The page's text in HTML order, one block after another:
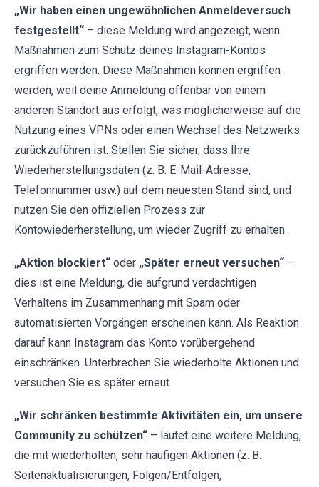
„Wir haben einen ungewöhnlichen Anmeldeversuch
festgestellt“ – diese Meldung wird angezeigt, wenn
Maßnahmen zum Schutz deines Instagram-Kontos
ergriffen werden. Diese Maßnahmen können ergriffen
werden, weil deine Anmeldung offenbar von einem
anderen Standort aus erfolgt, was möglicherweise auf die
Nutzung eines VPNs oder einen Wechsel des Netzwerks
zurückzuführen ist. Stellen Sie sicher, dass Ihre
Wiederherstellungsdaten (z. B. E-Mail-Adresse,
Telefonnummer usw.) auf dem neuesten Stand sind, und
nutzen Sie den offiziellen Prozess zur
Kontowiederherstellung, um wieder Zugriff zu erhalten.
„Aktion blockiert“ oder „Später erneut versuchen“ –
dies ist eine Meldung, die aufgrund verdächtigen
Verhaltens im Zusammenhang mit Spam oder
automatisierten Vorgängen erscheinen kann. Als Reaktion
darauf kann Instagram das Konto vorübergehend
einschränken. Unterbrechen Sie wiederholte Aktionen und
versuchen Sie es später erneut.
„Wir schränken bestimmte Aktivitäten ein, um unsere
Community zu schützen“ – lautet eine weitere Meldung,
die mit wiederholten, sehr häufigen Aktionen (z. B.
Seitenaktualisierungen, Folgen/Entfolgen,